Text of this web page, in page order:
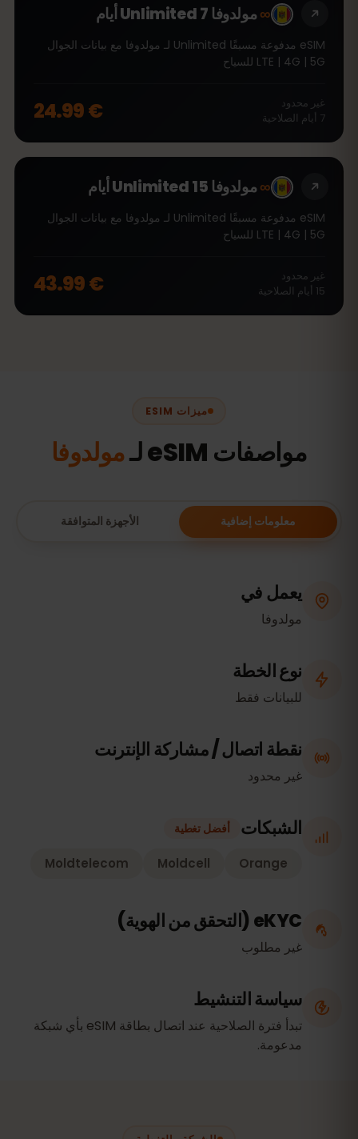
∞مولدوفا Unlimited 7 أيام
eSIM مدفوعة مسبقًا Unlimited لـ مولدوفا مع بيانات الجوال
LTE | 4G | 5G للسياح
غير محدود
7 أيام الصلاحية € 24.99
∞مولدوفا Unlimited 15 أيام
eSIM مدفوعة مسبقًا Unlimited لـ مولدوفا مع بيانات الجوال
LTE | 4G | 5G للسياح
غير محدود
15 أيام الصلاحية € 43.99
ميزات ESIM
مواصفات eSIM لـ مولدوفا
معلومات إضافية الأجهزة المتوافقة
يعمل في
مولدوفا
نوع الخطة
للبيانات فقط
نقطة اتصال / مشاركة الإنترنت
غير محدود
الشبكات أفضل تغطية
Orange
Moldcell
Moldtelecom
eKYC (التحقق من الهوية)
غير مطلوب
سياسة التنشيط
تبدأ فترة الصلاحية عند اتصال بطاقة eSIM بأي شبكة
مدعومة.